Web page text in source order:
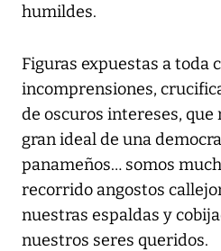
humildes.
Figuras expuestas a toda
incomprensiones,
de oscuros intereses,
gran ideal de una
panameños… somos
recorrido angostos
nuestras espaldas y
nuestros seres queridos.